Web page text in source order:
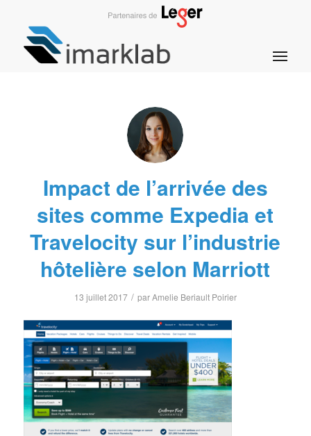
Impact de l’arrivée des
sites comme Expedia et
Travelocity sur l’industrie
hôtelière selon Marriott
13 juillet 2017 / parAmelie Beriault Poirier